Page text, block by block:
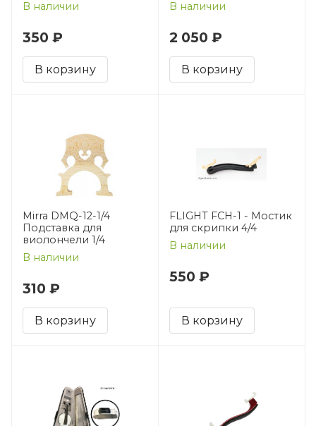
В наличии
350 ₽
В корзину
В наличии
2 050 ₽
В корзину
Mirra DMQ-12-1/4
Подставка для
виолончели 1/4
В наличии
310 ₽
В корзину
FLIGHT FCH-1 - Мостик
для скрипки 4/4
В наличии
550 ₽
В корзину